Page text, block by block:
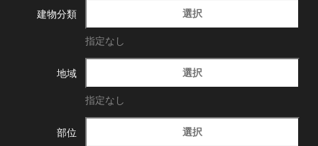
建物分類 選択
指定なし
地域 選択
指定なし
部位 選択